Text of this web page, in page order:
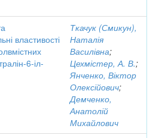
властивості
6-іл-
Ткачук (Смикун),
Наталія
Василівна;
Цехмістер, А. В.;
Янченко, Віктор
Олексійович;
Демченко,
Анатолій
Михайлович